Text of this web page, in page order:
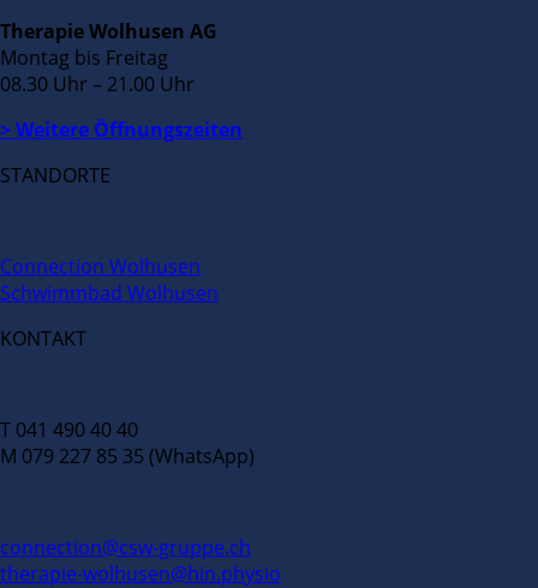
Therapie Wolhusen AG
Montag bis Freitag
08.30 Uhr – 21.00 Uhr
> Weitere Öffnungszeiten
STANDORTE
Connection Wolhusen
Schwimmbad Wolhusen
KONTAKT
T 041 490 40 40
M 079 227 85 35 (WhatsApp)
connection@csw-gruppe.ch
therapie-wolhusen@hin.physio